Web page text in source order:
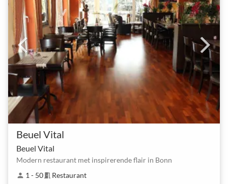
Beuel Vital
Beuel Vital
Modern restaurant met inspirerende flair in Bonn
person 1 - 50meeting_room Restaurant